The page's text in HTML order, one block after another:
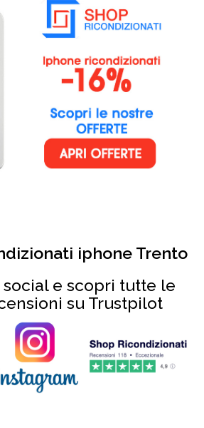
iphone Trento
e scopri tutte le
su Trustpilot